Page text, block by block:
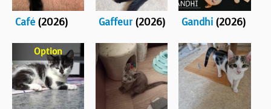
Café (2026) Gaffeur (2026) Gandhi (2026)
Option